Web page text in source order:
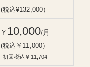
(税込¥132,000）
￥ 10,000/月
(税込￥11,000）
初回税込￥11,704